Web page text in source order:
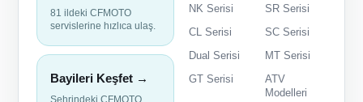
81 ildeki CFMOTO
servislerine hızlıca ulaş.
Bayileri Keşfet →
NK Serisi
SR Serisi
CL Serisi
SC Serisi
Dual Serisi
MT Serisi
GT Serisi
ATV
Modelleri